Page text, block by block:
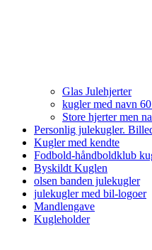
Glas Julehjerter
kugler med navn
Store hjerter men
Personlig julekugler.
Kugler med kendte
Fodbold-håndboldklub
Byskildt Kuglen
olsen banden julekugler
julekugler med bil-logoer
Mandlengave
Kugleholder